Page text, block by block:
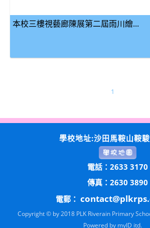
本校三樓視藝廊陳展第二屆雨川繪...
1
學校地址:沙田馬鞍山鞍
電話：2633 3170
傳真：2630 3890
電郵：
Copyright © by 2018 PLK Riverain Primary
Powered by myID itd.